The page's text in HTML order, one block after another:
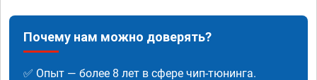
Почему нам можно доверять?
✅ Опыт — более 8 лет в сфере чип-тюнинга.